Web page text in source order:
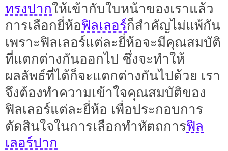
ทรงปากให้เข้ากับใบหน้าของเราแล้ว
การเลือกยี่ห้อฟิลเลอร์ก็สำคัญไม่แพ้กัน
เพราะฟิลเลอร์แต่ละยี่ห้อจะมีคุณสมบัติ
ที่แตกต่างกันออกไป ซึ่งจะทำให้
ผลลัพธ์ที่ได้ก็จะแตกต่างกันไปด้วย เรา
จึงต้องทำความเข้าใจคุณสมบัติของ
ฟิลเลอร์แต่ละยี่ห้อ เพื่อประกอบการ
ตัดสินใจในการเลือกทำหัตถการฟิล
เลอร์ปาก